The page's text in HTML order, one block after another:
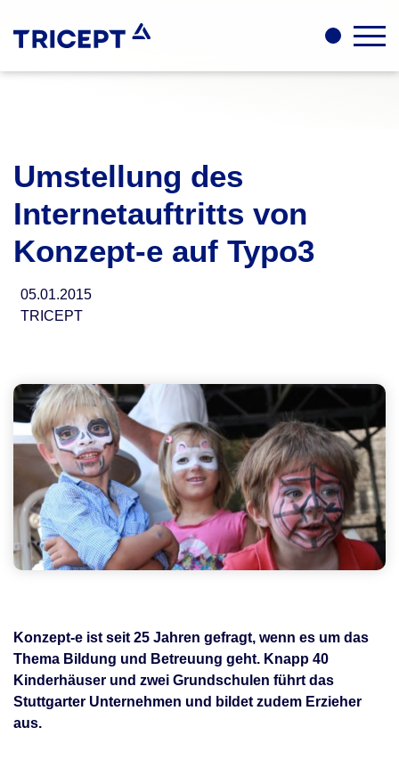
Umstellung des
Internetauftritts von
Konzept-e auf Typo3
05.01.2015
TRICEPT
Konzept-e ist seit 25 Jahren gefragt, wenn es um das
Thema Bildung und Betreuung geht. Knapp 40
Kinderhäuser und zwei Grundschulen führt das
Stuttgarter Unternehmen und bildet zudem Erzieher
aus.